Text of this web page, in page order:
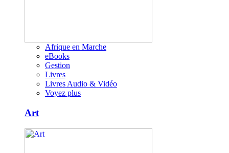
Afrique en Marche
eBooks
Gestion
Livres
Livres Audio & Vidéo
Voyez plus
Art